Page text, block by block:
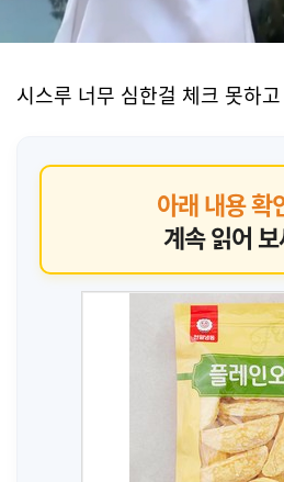
시스루 너무 심한걸 체크 못하
아래 내용 확
계속 읽어